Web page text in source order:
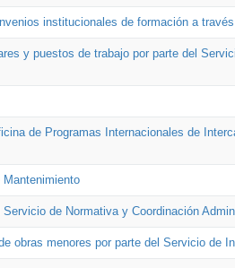
institucionales de formación a
y puestos de trabajo por parte del
de Programas Internacionales de
de Normativa y Coordinación
obras menores por parte del Servicio de